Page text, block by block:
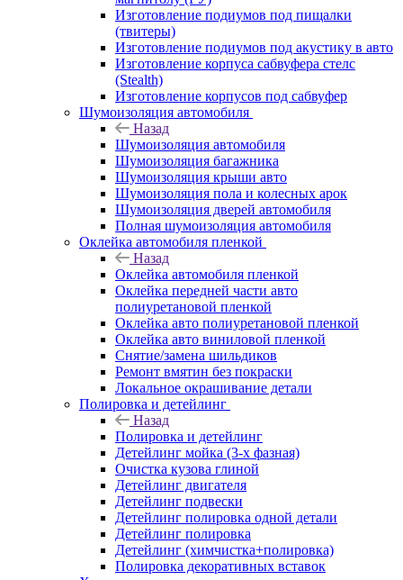
Изготовление подиумов под пищалки
(твитеры)
Изготовление подиумов под акустику в авто
Изготовление корпуса сабвуфера стелс
(Stealth)
Изготовление корпусов под сабвуфер
Шумоизоляция автомобиля
Назад
Шумоизоляция автомобиля
Шумоизоляция багажника
Шумоизоляция крыши авто
Шумоизоляция пола и колесных арок
Шумоизоляция дверей автомобиля
Полная шумоизоляция автомобиля
Оклейка автомобиля пленкой
Назад
Оклейка автомобиля пленкой
Оклейка передней части авто
полиуретановой пленкой
Оклейка авто полиуретановой пленкой
Оклейка авто виниловой пленкой
Снятие/замена шильдиков
Ремонт вмятин без покраски
Локальное окрашивание детали
Полировка и детейлинг
Назад
Полировка и детейлинг
Детейлинг мойка (3-х фазная)
Очистка кузова глиной
Детейлинг двигателя
Детейлинг подвески
Детейлинг полировка одной детали
Детейлинг полировка
Детейлинг (химчистка+полировка)
Полировка декоративных вставок